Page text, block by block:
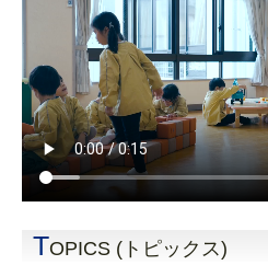
TOPICS (トピックス)